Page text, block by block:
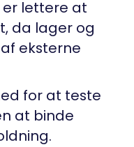
er lettere at
da lager og
eksterne
for at teste
at binde